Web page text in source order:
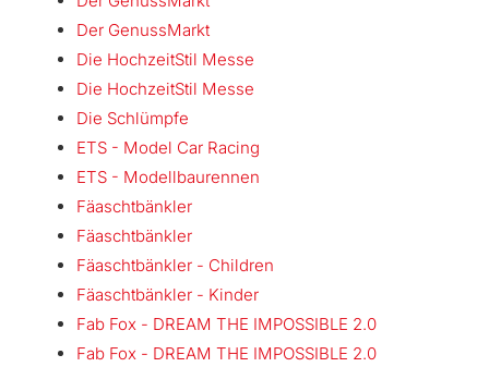
Der GenussMarkt
Die HochzeitStil Messe
Die HochzeitStil Messe
Die Schlümpfe
ETS - Model Car Racing
ETS - Modellbaurennen
Fäaschtbänkler
Fäaschtbänkler
Fäaschtbänkler - Children
Fäaschtbänkler - Kinder
Fab Fox - DREAM THE IMPOSSIBLE 2.0
Fab Fox - DREAM THE IMPOSSIBLE 2.0